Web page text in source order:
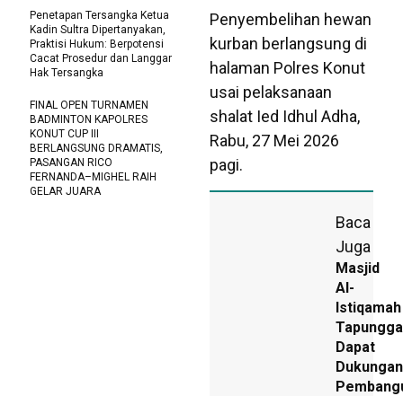
Penyembelihan hewan
kurban berlangsung di
halaman Polres Konut
usai pelaksanaan
shalat Ied Idhul Adha,
Rabu, 27 Mei 2026
pagi.
Baca
Juga
Masjid
Al-
Istiqamah
Dapat
Dukungan
Penetapan Tersangka Ketua
Kadin Sultra Dipertanyakan,
Praktisi Hukum: Berpotensi
Cacat Prosedur dan Langgar
Hak Tersangka
FINAL OPEN TURNAMEN
BADMINTON KAPOLRES
KONUT CUP III
BERLANGSUNG DRAMATIS,
PASANGAN RICO
FERNANDA–MIGHEL RAIH
GELAR JUARA